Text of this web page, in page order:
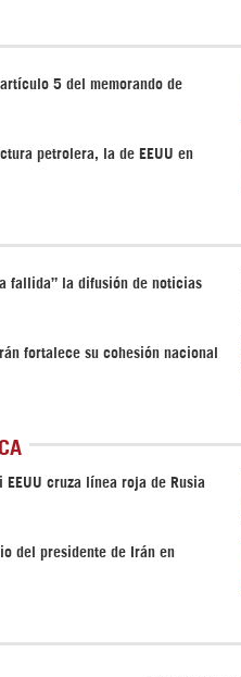
artículo 5 del memorando de
petrolera, la de EEUU en
fallida” la difusión de noticias
fortalece su cohesión nacional
EEUU cruza línea roja de Rusia
del presidente de Irán en